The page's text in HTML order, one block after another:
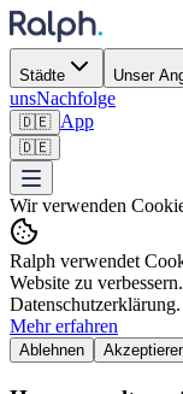
Städte Unser
unsNachfolge
🇩🇪 App
🇩🇪
Wir verwenden
Ralph verwendet
Website zu
Datenschutzerklärung.
Mehr erfahren
Ablehnen